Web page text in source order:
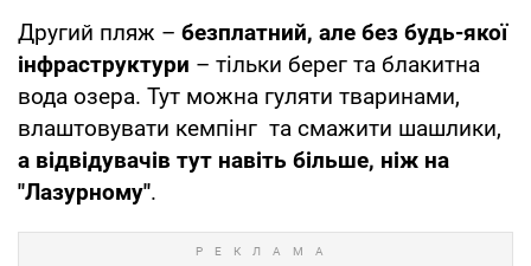
Другий пляж – безплатний, але без будь-якої
інфраструктури – тільки берег та блакитна
вода озера. Тут можна гуляти тваринами,
влаштовувати кемпінг та смажити шашлики,
а відвідувачів тут навіть більше, ніж на
"Лазурному".